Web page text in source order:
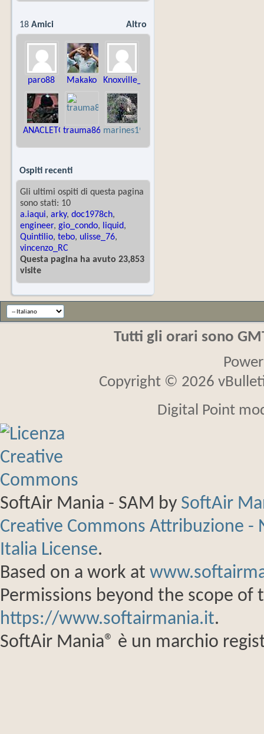
Altro
18 Amici
paro88 Makako Knoxville_80
ANACLETO88trauma86 marines1978
Ospiti recenti
Gli ultimi ospiti di questa pagina
sono stati: 10
a.iaqui, arky, doc1978ch,
engineer, gio_condo, liquid,
Quintilio, tebo, ulisse_76,
vincenzo_RC
Questa pagina ha avuto 23,853
visite
Tutti gli orari sono
Copyright © 2026
Digital Point
SoftAir Mania - SAM by SoftAir
Creative Commons Attribuzione
Italia License.
Based on a work at
Permissions beyond the scope of
https://www.softairmania.it.
SoftAir Mania® è un marchio